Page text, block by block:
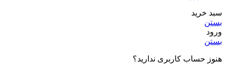
سبد خرید
بستن
ورود
بستن
هنوز حساب کاربری ندارید؟